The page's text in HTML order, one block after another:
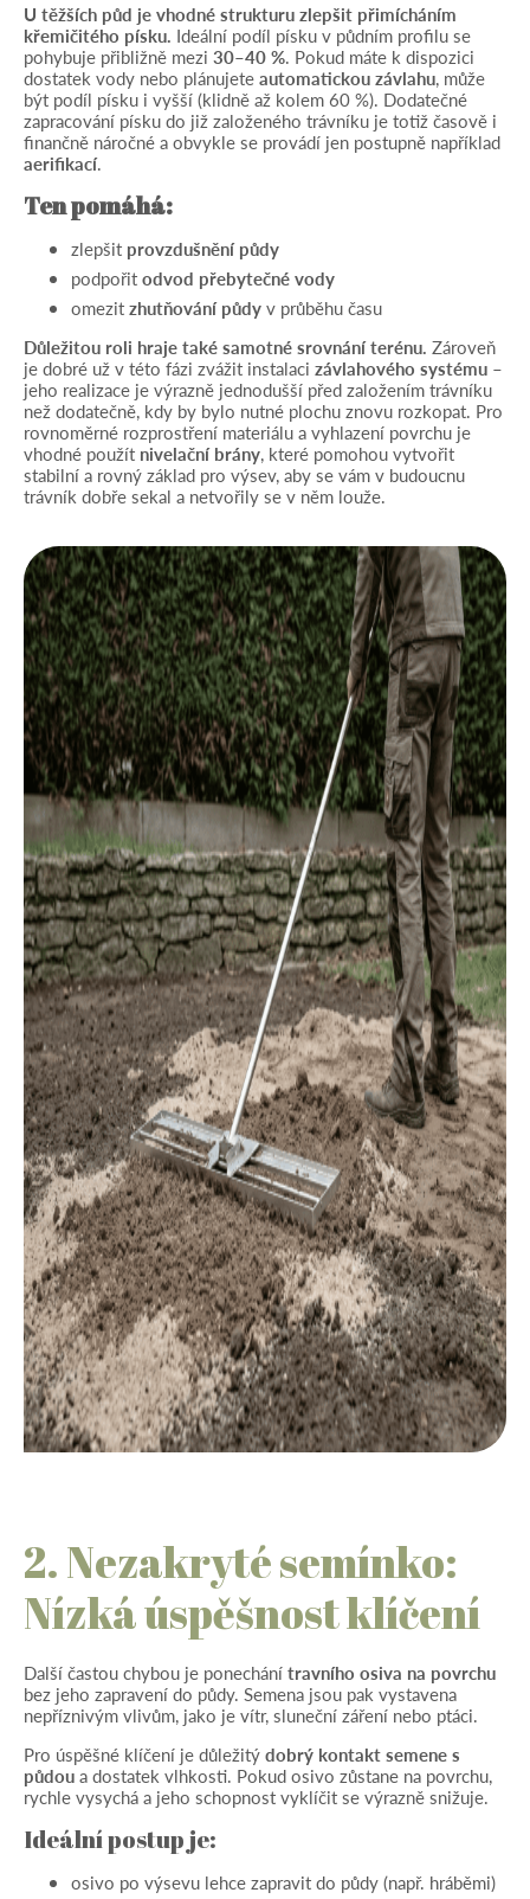
U těžších půd je vhodné strukturu zlepšit přimícháním
křemičitého písku. Ideální podíl písku v půdním profilu se
pohybuje přibližně mezi 30–40 %. Pokud máte k dispozici
dostatek vody nebo plánujeteautomatickou závlahu, může
být podíl písku i vyšší (klidně až kolem 60 %). Dodatečné
zapracování písku do již založeného trávníku je totiž časově i
finančně náročné a obvykle se provádí jen postupně například
aerifikací.
Ten pomáhá:
zlepšit provzdušnění půdy
podpořitodvod přebytečné vody
omezitzhutňování půdyv průběhu času
Důležitou roli hraje také samotné srovnání terénu. Zároveň
je dobré už v této fázi zvážit instalaci závlahového systému –
jeho realizace je výrazně jednodušší před založením trávníku
než dodatečně, kdy by bylo nutné plochu znovu rozkopat. Pro
rovnoměrné rozprostření materiálu a vyhlazení povrchu je
vhodné použít nivelační brány, které pomohou vytvořit
stabilní a rovný základ pro výsev, aby se vám v budoucnu
trávník dobře sekal a netvořily se v něm louže.
2. Nezakryté semínko:
Nízká úspěšnost klíčení
Další častou chybou je ponechánítravního osiva na povrchu
bez jeho zapravení do půdy. Semena jsou pak vystavena
nepříznivým vlivům, jako je vítr, sluneční záření nebo ptáci.
Pro úspěšné klíčení je důležitýdobrý kontakt semene s
půdoua dostatek vlhkosti. Pokud osivo zůstane na povrchu,
rychle vysychá a jeho schopnost vyklíčit se výrazně snižuje.
Ideální postup je:
osivo po výsevu lehce zapravit do půdy (např. hráběmi)